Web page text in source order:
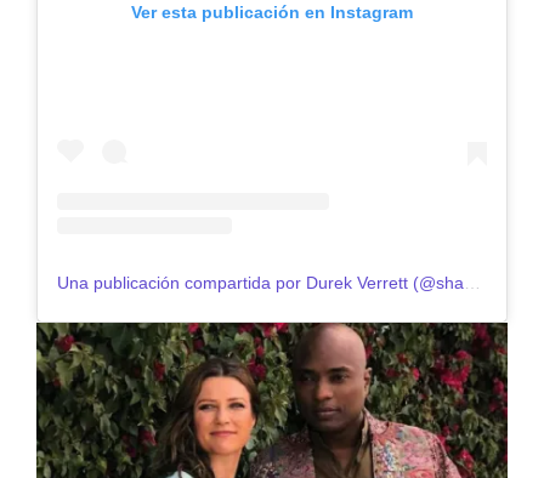
Ver esta publicación en Instagram
Una publicación compartida por Durek Verrett (@shamandurek)